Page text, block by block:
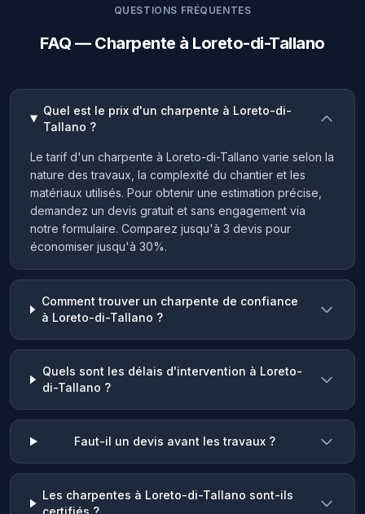
QUESTIONS FRÉQUENTES
FAQ — Charpente à Loreto-di-Tallano
Quel est le prix d'un charpente à Loreto-di-
Tallano ?
Le tarif d'un charpente à Loreto-di-Tallano varie selon la
nature des travaux, la complexité du chantier et les
matériaux utilisés. Pour obtenir une estimation précise,
demandez un devis gratuit et sans engagement via
notre formulaire. Comparez jusqu'à 3 devis pour
économiser jusqu'à 30%.
Comment trouver un charpente de confiance
à Loreto-di-Tallano ?
Quels sont les délais d'intervention à Loreto-
di-Tallano ?
Faut-il un devis avant les travaux ?
Les charpentes à Loreto-di-Tallano sont-ils
certifiés ?